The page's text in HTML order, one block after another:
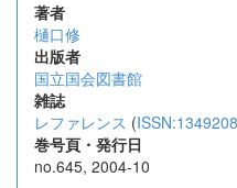
著者
樋口修
出版者
国立国会図書館
雑誌
レファレンス (
巻号頁・発行日
no.645, 2004-10